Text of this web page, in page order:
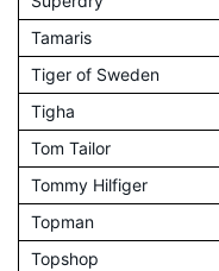
Tamaris
Tiger of Sweden
Tigha
Tom Tailor
Tommy Hilfiger
Topman
Topshop